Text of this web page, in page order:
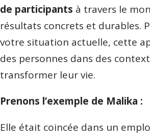
de participants à travers le
résultats concrets et durables.
votre situation actuelle, cette
des personnes dans des
transformer leur vie.
Prenons l’exemple de Malika :
Elle était coincée dans un